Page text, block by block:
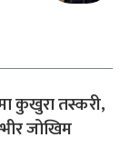
कुखुरा तस्करी,
जोखिम